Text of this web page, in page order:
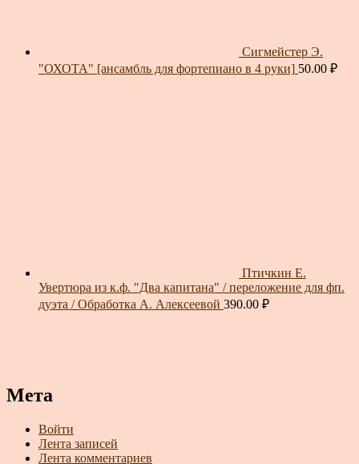
Сигмейстер Э.
"ОХОТА" [ансамбль для фортепиано в 4 руки] 50.00 ₽
Птичкин Е.
Увертюра из к.ф. "Два капитана" / переложение для фп.
дуэта / Обработка А. Алексеевой 390.00 ₽
Мета
Войти
Лента записей
Лента комментариев